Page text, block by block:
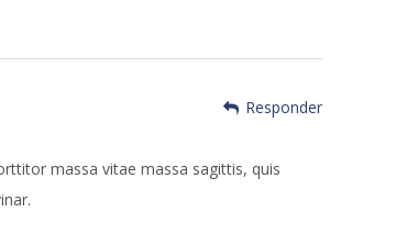
massa vitae massa sagittis, quis
Responder